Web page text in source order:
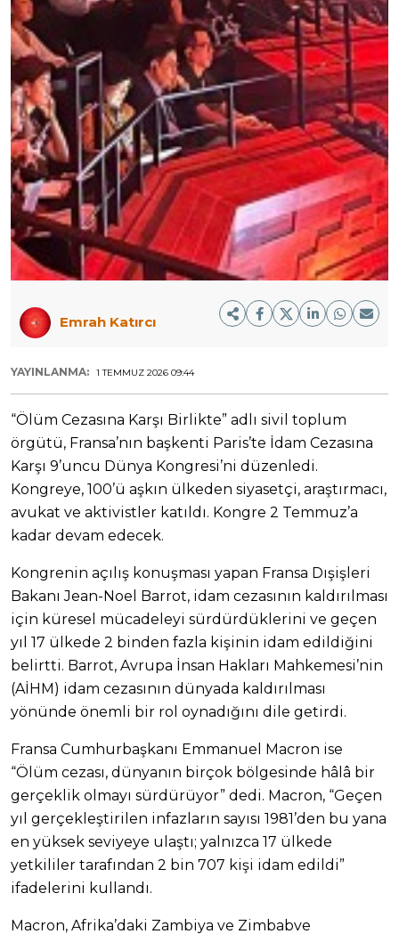
Emrah Katırcı
YAYINLANMA: 1 TEMMUZ 2026 09:44
“Ölüm Cezasına Karşı Birlikte” adlı sivil toplum
örgütü, Fransa’nın başkenti Paris’te İdam Cezasına
Karşı 9’uncu Dünya Kongresi’ni düzenledi.
Kongreye, 100’ü aşkın ülkeden siyasetçi, araştırmacı,
avukat ve aktivistler katıldı. Kongre 2 Temmuz’a
kadar devam edecek.
Kongrenin açılış konuşması yapan Fransa Dışişleri
Bakanı Jean-Noel Barrot, idam cezasının kaldırılması
için küresel mücadeleyi sürdürdüklerini ve geçen
yıl 17 ülkede 2 binden fazla kişinin idam edildiğini
belirtti. Barrot, Avrupa İnsan Hakları Mahkemesi’nin
(AİHM) idam cezasının dünyada kaldırılması
yönünde önemli bir rol oynadığını dile getirdi.
Fransa Cumhurbaşkanı Emmanuel Macron ise
“Ölüm cezası, dünyanın birçok bölgesinde hâlâ bir
gerçeklik olmayı sürdürüyor” dedi. Macron, “Geçen
yıl gerçekleştirilen infazların sayısı 1981’den bu yana
en yüksek seviyeye ulaştı; yalnızca 17 ülkede
yetkililer tarafından 2 bin 707 kişi idam edildi”
ifadelerini kullandı.
Macron, Afrika’daki Zambiya ve Zimbabve